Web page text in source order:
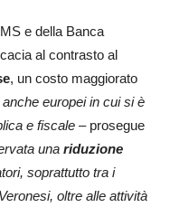
e della Banca
al contrasto al
, un costo maggiorato
europei in cui si è
e fiscale – prosegue
una riduzione
soprattutto tra i
oltre alle attività